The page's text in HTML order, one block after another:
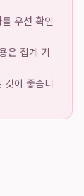
우선 확인
은 집계 기
것이 좋습니